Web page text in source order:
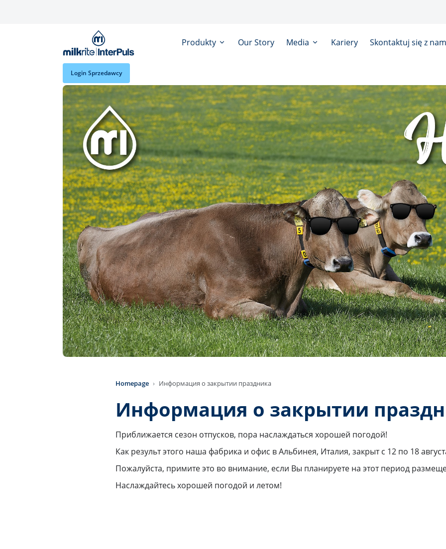
Produkty Our Story Media Kariery Skontaktuj się z
Login Sprzedawcy
Homepage Информация о закрытии праздника
Информация о закрытии
Приближается сезон отпусков, пора наслаждаться хорошей погодой!
Как результ этого наша фабрика и офис в Альбинея, Италия, закрыт с 12 по 18
Пожалуйста, примите это во внимание, если Вы планируете на этот период
Наслаждайтесь хорошей погодой и летом!